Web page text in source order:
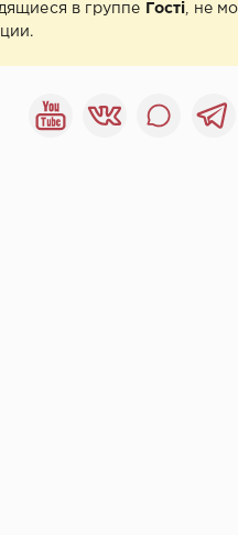
в группе
Гості , не